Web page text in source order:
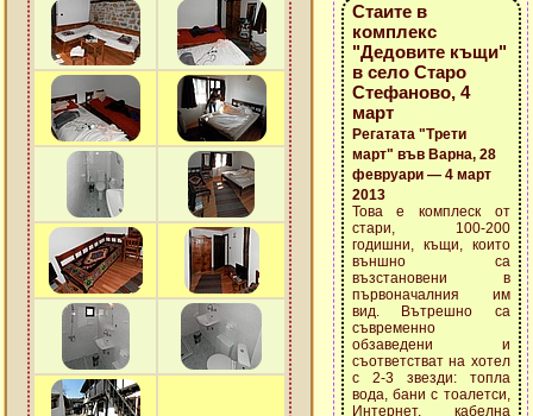
Стаите в
комплекс
"Дедовите къщи"
в село Старо
Стефаново, 4
март
Регатата "Трети
март" във Варна, 28
февруари — 4 март
2013
Това е комплеск от
стари, 100-200
годишни, къщи, които
външно са
възстановени в
първоначалния им
вид. Вътрешно са
съвременно
обзаведени и
съответстват на хотел
с 2-3 звезди: топла
вода, бани с тоалетси,
Интернет, кабелна